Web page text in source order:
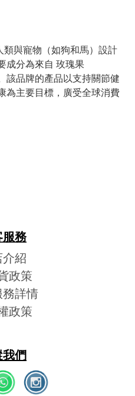
與寵物（如狗和馬）設計
成分為來自 玫瑰果
該品牌的產品以支持關節健
為主要目標，廣受全球消費
務
紹
政策
詳情
政策
們